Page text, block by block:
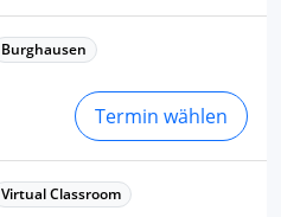
Burghausen
Termin wählen
Virtual Classroom